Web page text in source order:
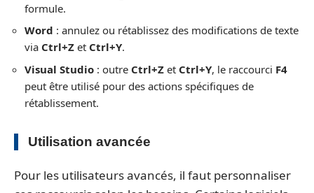
formule.
Word : annulez ou rétablissez des modifications de texte
via Ctrl+Z et Ctrl+Y.
Visual Studio : outre Ctrl+Z et Ctrl+Y, le raccourci F4
peut être utilisé pour des actions spécifiques de
rétablissement.
Utilisation avancée
Pour les utilisateurs avancés, il faut personnaliser